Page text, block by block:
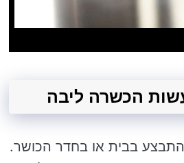
בבית או בחדר הכושר.